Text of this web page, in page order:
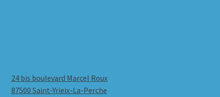
24 bis boulevard Marcel Roux
87500 Saint-Yrieix-La-Perche